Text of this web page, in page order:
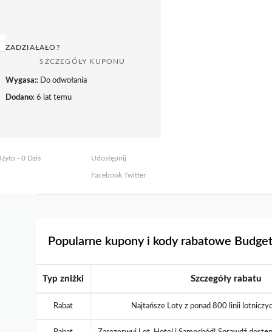
ZADZIAŁAŁO?
SZCZEGÓŁY KUPONU
Wygasa:: Do odwołania
Dodano: 6 lat temu
- 0 Dziś Udostępnij
FacebookTwitter
Popularne kupony i kody rabatowe
Typ zniżki Szczegóły rabatu
Rabat Najtańsze Loty z ponad 800 linii